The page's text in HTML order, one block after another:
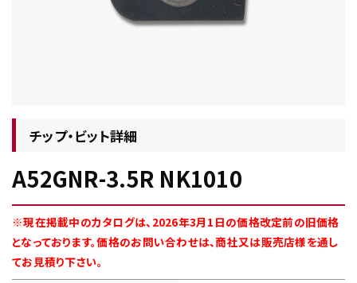
チップ・ビット詳細
A52GNR-3.5R NK1010
※現在掲載中のカタログは、2026年3月1日の価格改定前の旧価格
となっております。価格のお問い合わせは、商社又は販売店様を通し
てお見積り下さい。